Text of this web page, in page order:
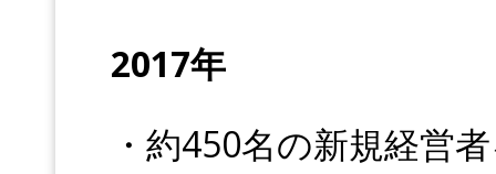
2017年
・約450名の新規経営